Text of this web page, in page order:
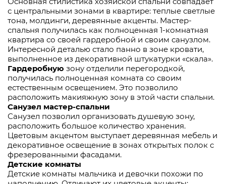
с центральными зонами в квартире: теплые светлые
тона, молдинги, деревянные акценты. Мастер-
спальня получилась как полноценная 1-комнатная
квартира со своей гардеробной и своим санузлом.
Интересной деталью стало панно в зоне кровати,
выполненное из декоративной штукатурки «скала».
Гардеробную зону отделили перегородкой,
получилась полноценная комната со своим
естественным освещением. Это позволило
расположить макияжную зону в этой части спальни.
Санузел мастер-спальни
Санузел позволил организовать душевую зону,
расположить большое количество хранения.
Цветовым акцентом выступает деревянная мебель и
декоративное освещение в зонах открытых полок с
фрезерованными фасадами.
Детские комнаты
Детские комнаты мальчика и девочки похожи по